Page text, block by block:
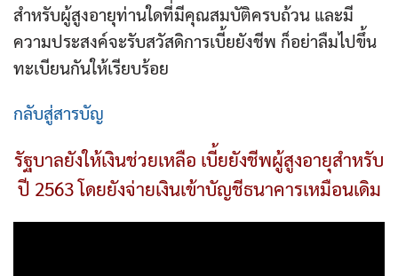
สำหรับผู้สูงอายุท่านใดที่มีคุณสมบัติครบถ้วน และมี
ความประสงค์จะรับสวัสดิการเบี้ยยังชีพ ก็อย่าลืมไปขึ้น
ทะเบียนกันให้เรียบร้อย
กลับสู่สารบัญ
รัฐบาลยังให้เงินช่วยเหลือ เบี้ยยังชีพผู้สูงอายุสำหรับ
ปี 2563 โดยยังจ่ายเงินเข้าบัญชีธนาคารเหมือนเดิม